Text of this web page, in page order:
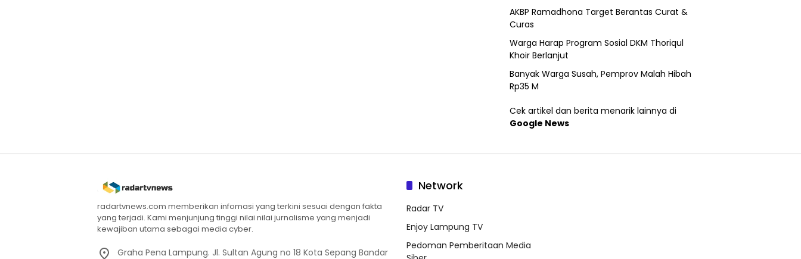
AKBP Ramadhona Target Berantas Curat &
Curas
Warga Harap Program Sosial DKM Thoriqul
Khoir Berlanjut
Banyak Warga Susah, Pemprov Malah Hibah
Rp35 M
Cek artikel dan berita menarik lainnya di
Google News
radartvnews.com memberikan infomasi yang terkini sesuai dengan fakta
yang terjadi. Kami menjunjung tinggi nilai nilai jurnalisme yang menjadi
kewajiban utama sebagai media cyber.
Graha Pena Lampung. Jl. Sultan Agung no 18 Kota Sepang Bandar
Network
Radar TV
Enjoy Lampung TV
Pedoman Pemberitaan Media